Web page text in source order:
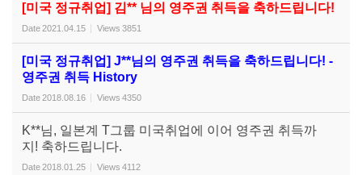
[미국 정규취업] 김** 님의 영주권 취득을 축하드립니다!
Date2021.04.15 Views 3851
[미국 정규취업] J**님의 영주권 취득을 축하드립니다! -
영주권 취득 History
Date2018.08.16 Views 4350
K**님, 일본계 T그룹 미국취업에 이어 영주권 취득까
지! 축하드립니다.
Date2018.01.25 Views 4112